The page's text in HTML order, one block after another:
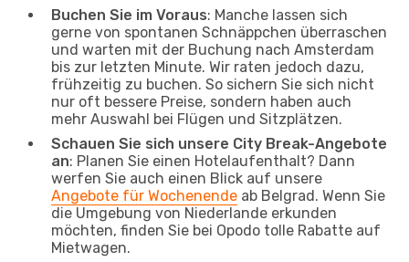
Buchen Sie im Voraus: Manche lassen sich
gerne von spontanen Schnäppchen überraschen
und warten mit der Buchung nach Amsterdam
bis zur letzten Minute. Wir raten jedoch dazu,
frühzeitig zu buchen. So sichern Sie sich nicht
nur oft bessere Preise, sondern haben auch
mehr Auswahl bei Flügen und Sitzplätzen.
Schauen Sie sich unsere City Break-Angebote
an: Planen Sie einen Hotelaufenthalt? Dann
werfen Sie auch einen Blick auf unsere
Angebote für Wochenende ab Belgrad. Wenn Sie
die Umgebung von Niederlande erkunden
möchten, finden Sie bei Opodo tolle Rabatte auf
Mietwagen.